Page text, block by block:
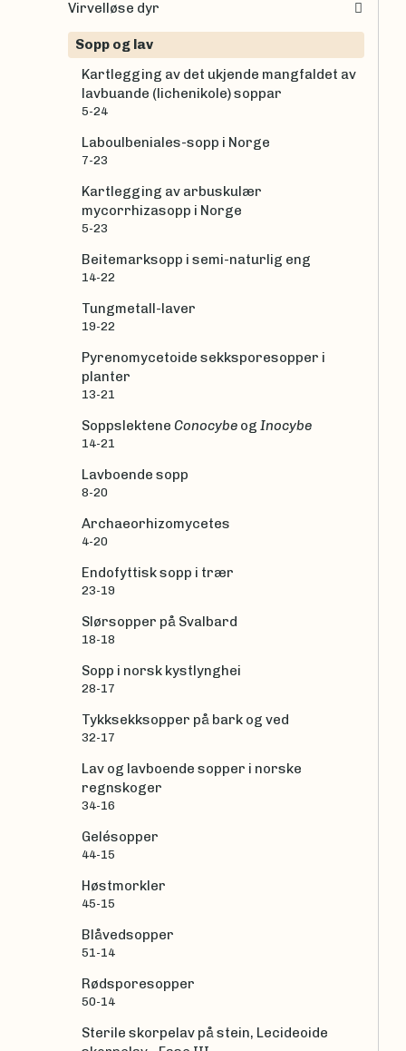
Virvelløse dyr
Sopp og lav
Kartlegging av det ukjende mangfaldet av
lavbuande (lichenikole) soppar
5-24
Laboulbeniales-sopp i Norge
7-23
Kartlegging av arbuskulær
mycorrhizasopp i Norge
5-23
Beitemarksopp i semi-naturlig eng
14-22
Tungmetall-laver
19-22
Pyrenomycetoide sekksporesopper i
planter
13-21
Soppslektene Conocybe og Inocybe
14-21
Lavboende sopp
8-20
Archaeorhizomycetes
4-20
Endofyttisk sopp i trær
23-19
Slørsopper på Svalbard
18-18
Sopp i norsk kystlynghei
28-17
Tykksekksopper på bark og ved
32-17
Lav og lavboende sopper i norske
regnskoger
34-16
Gelésopper
44-15
Høstmorkler
45-15
Blåvedsopper
51-14
Rødsporesopper
50-14
Sterile skorpelav på stein, Lecideoide